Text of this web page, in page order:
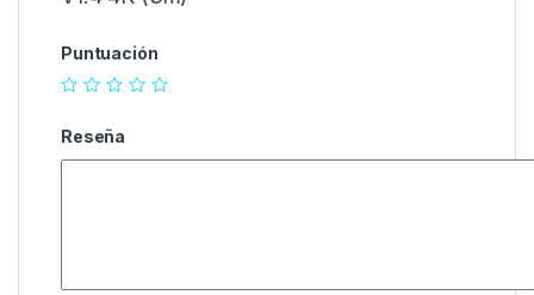
Puntuación
Reseña